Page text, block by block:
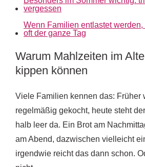
vergessen
Wenn Familien entlastet werden,
oft der ganze Tag
Warum Mahlzeiten im
kippen können
Viele Familien kennen das: Früher
regelmäßig gekocht, heute steht
halb leer da. Ein Brot am
am Abend, dazwischen vielleicht
irgendwie reicht das dann schon.